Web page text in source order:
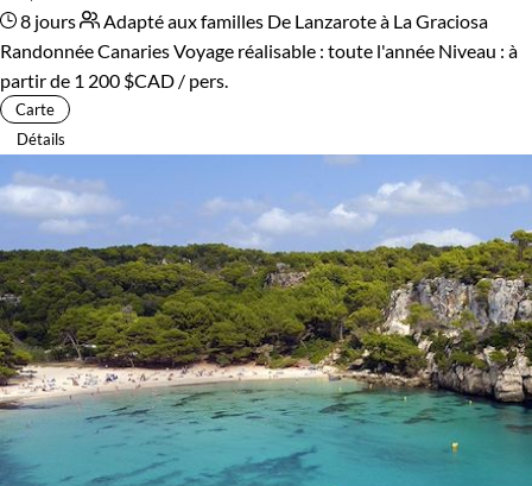
8 jours
Adapté aux familles De Lanzarote à La Graciosa
Randonnée CanariesVoyage réalisable : toute l'année Niveau : à
partir de 1 200 $CAD / pers.
Carte
Détails